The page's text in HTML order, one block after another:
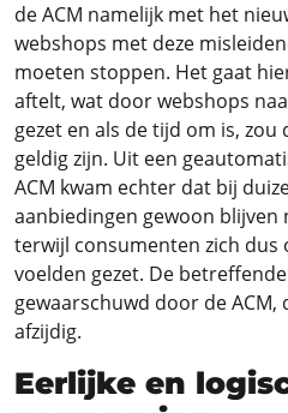
de ACM namelijk met het
webshops met deze
moeten stoppen. Het gaat
aftelt, wat door webshops
gezet en als de tijd om is,
geldig zijn. Uit een
ACM kwam echter dat bij
aanbiedingen gewoon
terwijl consumenten zich
voelden gezet. De
gewaarschuwd door de
afzijdig.
Eerlijke en